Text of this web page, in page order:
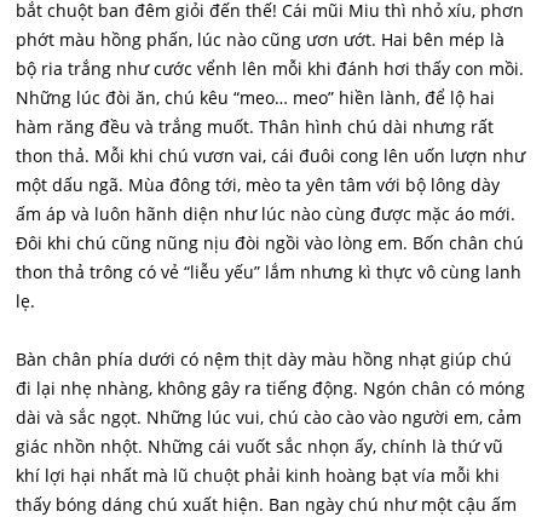
bắt chuột ban đêm giỏi đến thế! Cái mũi Miu thì nhỏ xíu, phơn
phớt màu hồng phấn, lúc nào cũng ươn ướt. Hai bên mép là
bộ ria trắng như cước vểnh lên mỗi khi đánh hơi thấy con mồi.
Những lúc đòi ăn, chú kêu “meo… meo” hiền lành, để lộ hai
hàm răng đều và trắng muốt. Thân hình chú dài nhưng rất
thon thả. Mỗi khi chú vươn vai, cái đuôi cong lên uốn lượn như
một dấu ngã. Mùa đông tới, mèo ta yên tâm với bộ lông dày
ấm áp và luôn hãnh diện như lúc nào cùng được mặc áo mới.
Đôi khi chú cũng nũng nịu đòi ngồi vào lòng em. Bốn chân chú
thon thả trông có vẻ “liễu yếu” lắm nhưng kì thực vô cùng lanh
lẹ.
Bàn chân phía dưới có nệm thịt dày màu hồng nhạt giúp chú
đi lại nhẹ nhàng, không gây ra tiếng động. Ngón chân có móng
dài và sắc ngọt. Những lúc vui, chú cào cào vào người em, cảm
giác nhồn nhột. Những cái vuốt sắc nhọn ấy, chính là thứ vũ
khí lợi hại nhất mà lũ chuột phải kinh hoàng bạt vía mỗi khi
thấy bóng dáng chú xuất hiện. Ban ngày chú như một cậu ấm